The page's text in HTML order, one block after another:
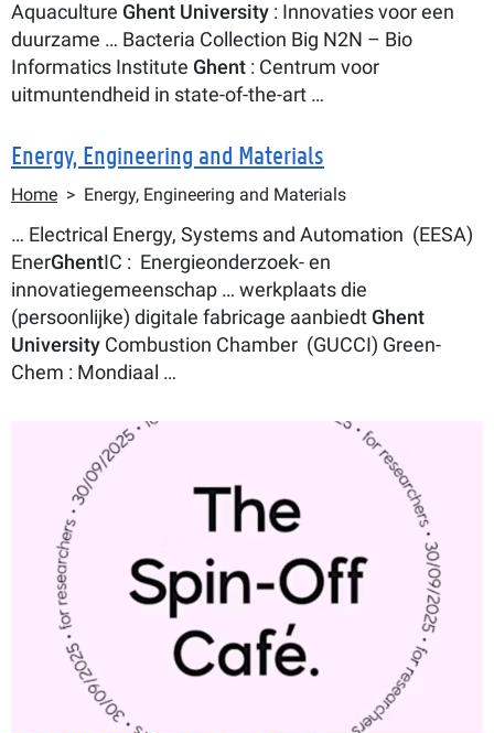
Aquaculture Ghent University : Innovaties voor een
duurzame … Bacteria Collection Big N2N – Bio
Informatics Institute Ghent : Centrum voor
uitmuntendheid in state-of-the-art …
Energy, Engineering and Materials
Kruimelpad
Home Energy, Engineering and Materials
… Electrical Energy, Systems and Automation (EESA)
EnerGhentIC : Energieonderzoek- en
innovatiegemeenschap … werkplaats die
(persoonlijke) digitale fabricage aanbiedt Ghent
University Combustion Chamber (GUCCI) Green-
Chem : Mondiaal …